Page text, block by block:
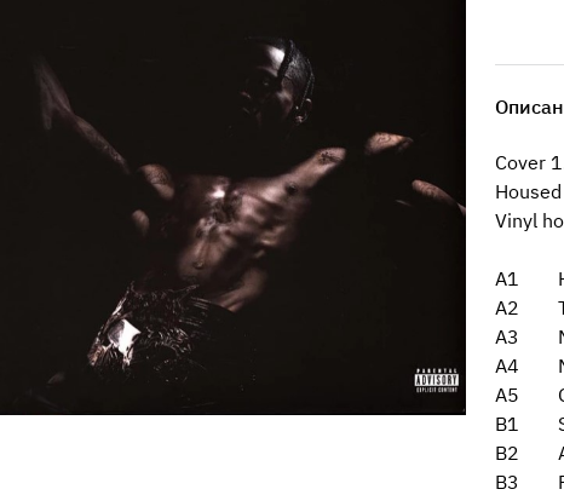
Cover
Vinyl
A1
A2
A3
A4
A5
B1
B2
B3